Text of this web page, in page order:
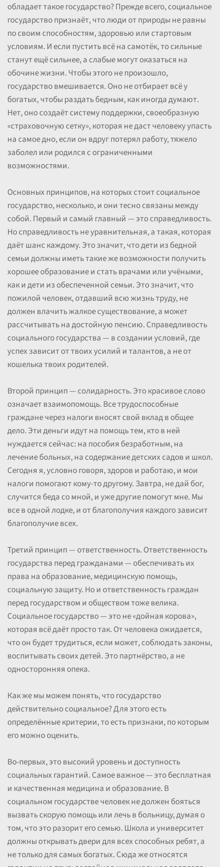
обладает такое государство? Прежде всего, социальное
государство признаёт, что люди от природы не равны
по своим способностям, здоровью или стартовым
условиям. И если пустить всё на самотёк, то сильные
станут ещё сильнее, а слабые могут оказаться на
обочине жизни. Чтобы этого не произошло,
государство вмешивается. Оно не отбирает всё у
богатых, чтобы раздать бедным, как иногда думают.
Нет, оно создаёт систему поддержки, своеобразную
«страховочную сетку», которая не даст человеку упасть
на самое дно, если он вдруг потерял работу, тяжело
заболел или родился с ограниченными
возможностями.
Основных принципов, на которых стоит социальное
государство, несколько, и они тесно связаны между
собой. Первый и самый главный — это справедливость.
Но справедливость не уравнительная, а такая, которая
даёт шанс каждому. Это значит, что дети из бедной
семьи должны иметь такие же возможности получить
хорошее образование и стать врачами или учёными,
как и дети из обеспеченной семьи. Это значит, что
пожилой человек, отдавший всю жизнь труду, не
должен влачить жалкое существование, а может
рассчитывать на достойную пенсию. Справедливость
социального государства — в создании условий, где
успех зависит от твоих усилий и талантов, а не от
кошелька твоих родителей.
Второй принцип — солидарность. Это красивое слово
означает взаимопомощь. Все трудоспособные
граждане через налоги вносят свой вклад в общее
дело. Эти деньги идут на помощь тем, кто в ней
нуждается сейчас: на пособия безработным, на
лечение больных, на содержание детских садов и школ.
Сегодня я, условно говоря, здоров и работаю, и мои
налоги помогают кому-то другому. Завтра, не дай бог,
случится беда со мной, и уже другие помогут мне. Мы
все в одной лодке, и от благополучия каждого зависит
благополучие всех.
Третий принцип — ответственность. Ответственность
государства перед гражданами — обеспечивать их
права на образование, медицинскую помощь,
социальную защиту. Но и ответственность граждан
перед государством и обществом тоже велика.
Социальное государство — это не «дойная корова»,
которая всё даёт просто так. От человека ожидается,
что он будет трудиться, если может, соблюдать законы,
воспитывать своих детей. Это партнёрство, а не
односторонняя опека.
Как же мы можем понять, что государство
действительно социальное? Для этого есть
определённые критерии, то есть признаки, по которым
его можно оценить.
Во-первых, это высокий уровень и доступность
социальных гарантий. Самое важное — это бесплатная
и качественная медицина и образование. В
социальном государстве человек не должен бояться
вызвать скорую помощь или лечь в больницу, думая о
том, что это разорит его семью. Школа и университет
должны открывать двери для всех способных ребят, а
не только для самых богатых. Сюда же относятся